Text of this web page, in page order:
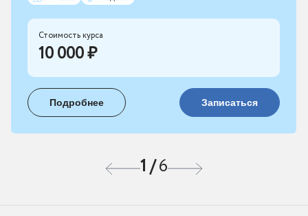
1 /6
Стоимость курса
10 000 ₽
Подробнее Записаться